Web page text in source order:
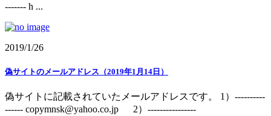
------- h ...
2019/1/26
偽サイトのメールアドレス（2019年1月14日）
偽サイトに記載されていたメールアドレスです。 1）----------
------ copymnsk@yahoo.co.jp 2）----------------